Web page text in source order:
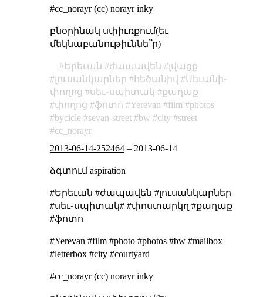
#cc_norayr (cc) norayr inky
բնօրինակ սփիւռքում(եւ
մեկնաբանութիւննե՞ր)
Երեւան ժապավեն
լվացք
լուսանկարներ
հեծանիվ
Սեւանի֊
փողոց
սեւ֊սպիտակ
քաղաք
փողոց
ֆոտո Yerevan film
photos
bycicle
sevan-street bw city
street
cc_norayr
2013-06-14-252464– 2013-06-14
ձգտում aspiration
#Երեւան #ժապավեն #լուսանկարներ
#սեւ֊սպիտակ# #փոստարկղ #քաղաք
#ֆոտո
#Yerevan #film #photo #photos #bw #mailbox
#letterbox #city #courtyard
#cc_norayr (cc) norayr inky